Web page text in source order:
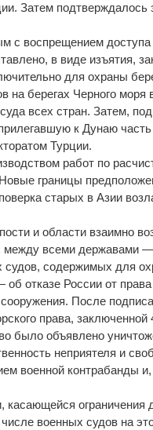
Затем
с воспрещением доступа
в виде изъятия,
для охраны
на берегах Черного
всех стран. Затем,
к Дунаю
Турции.
работ по
границы
старых в Азии
и области взаимно
всеми державами
содержимых для
отказе России от
После
права, заключенной
было объявлено
неприятеля и
военной контрабанды
касающейся
военных судов на